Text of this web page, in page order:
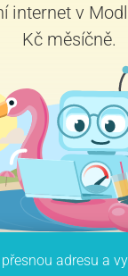
internet v
Kč měsíčně.
adresu a